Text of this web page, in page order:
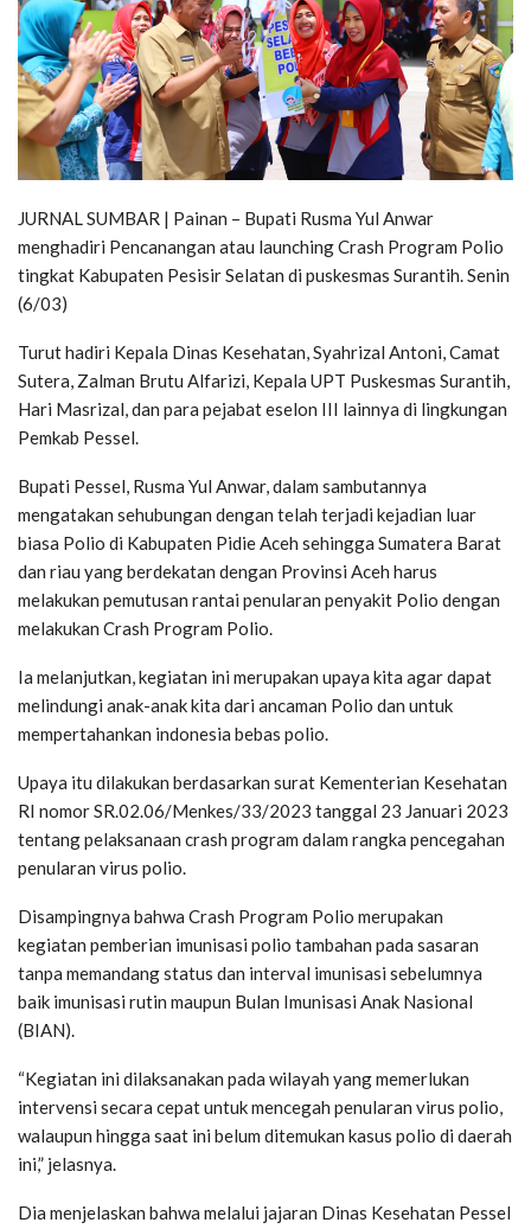
JURNAL SUMBAR | Painan – Bupati Rusma Yul Anwar
menghadiri Pencanangan atau launching Crash Program Polio
tingkat Kabupaten Pesisir Selatan di puskesmas Surantih. Senin
(6/03)
Turut hadiri Kepala Dinas Kesehatan, Syahrizal Antoni, Camat
Sutera, Zalman Brutu Alfarizi, Kepala UPT Puskesmas Surantih,
Hari Masrizal, dan para pejabat eselon III lainnya di lingkungan
Pemkab Pessel.
Bupati Pessel, Rusma Yul Anwar, dalam sambutannya
mengatakan sehubungan dengan telah terjadi kejadian luar
biasa Polio di Kabupaten Pidie Aceh sehingga Sumatera Barat
dan riau yang berdekatan dengan Provinsi Aceh harus
melakukan pemutusan rantai penularan penyakit Polio dengan
melakukan Crash Program Polio.
Ia melanjutkan, kegiatan ini merupakan upaya kita agar dapat
melindungi anak-anak kita dari ancaman Polio dan untuk
mempertahankan indonesia bebas polio.
Upaya itu dilakukan berdasarkan surat Kementerian Kesehatan
RI nomor SR.02.06/Menkes/33/2023 tanggal 23 Januari 2023
tentang pelaksanaan crash program dalam rangka pencegahan
penularan virus polio.
Disampingnya bahwa Crash Program Polio merupakan
kegiatan pemberian imunisasi polio tambahan pada sasaran
tanpa memandang status dan interval imunisasi sebelumnya
baik imunisasi rutin maupun Bulan Imunisasi Anak Nasional
(BIAN).
“Kegiatan ini dilaksanakan pada wilayah yang memerlukan
intervensi secara cepat untuk mencegah penularan virus polio,
walaupun hingga saat ini belum ditemukan kasus polio di daerah
ini,” jelasnya.
Dia menjelaskan bahwa melalui jajaran Dinas Kesehatan Pessel